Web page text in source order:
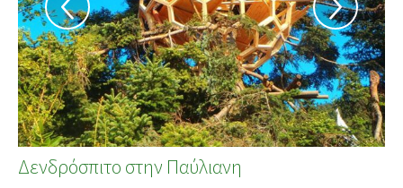
Δενδρόσπιτο στην Παύλιανη